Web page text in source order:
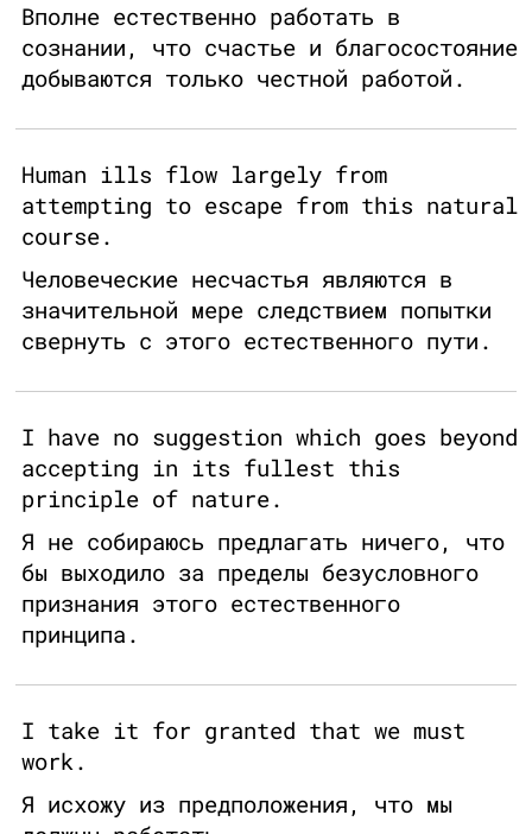
Вполне естественно работать в
сознании, что счастье и благосостояние
добываются только честной работой.
Human ills flow largely from
attempting to escape from this natural
course.
Человеческие несчастья являются в
значительной мере следствием попытки
свернуть с этого естественного пути.
I have no suggestion which goes beyond
accepting in its fullest this
principle of nature.
Я не собираюсь предлагать ничего, что
бы выходило за пределы безусловного
признания этого естественного
принципа.
I take it for granted that we must
work.
Я исхожу из предположения, что мы